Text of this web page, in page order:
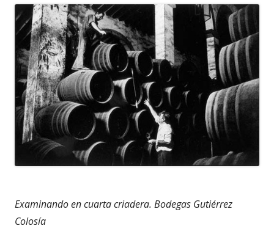
Examinando en cuarta criadera. Bodegas Gutiérrez
Colosía